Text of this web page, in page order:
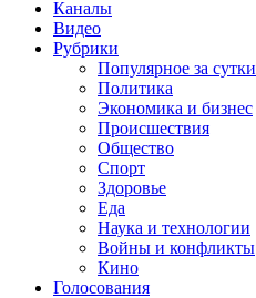
Каналы
Видео
Рубрики
Популярное за сутки
Политика
Экономика и бизнес
Происшествия
Общество
Спорт
Здоровье
Еда
Наука и технологии
Войны и конфликты
Кино
Голосования